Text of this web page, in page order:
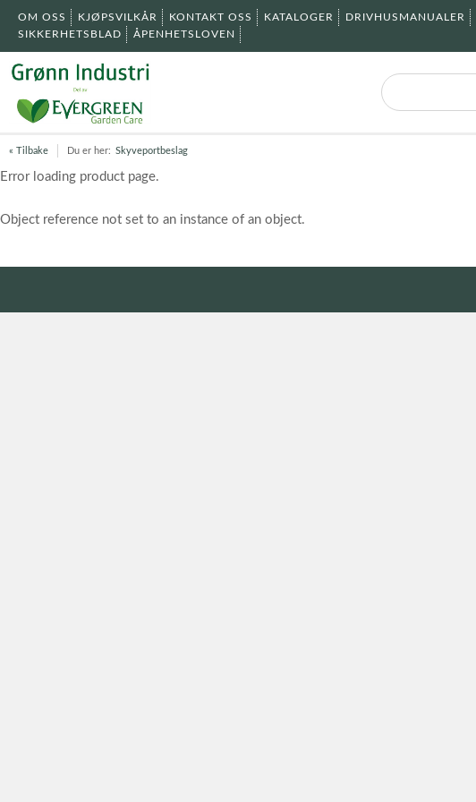
OM OSS KJØPSVILKÅR KONTAKT OSS KATALOGER DRIVHUSMANUALER
SIKKERHETSBLAD
ÅPENHETSLOVEN
« Tilbake Du er her: Skyveportbeslag
Error loading product page.
Object reference not set to an instance of an object.